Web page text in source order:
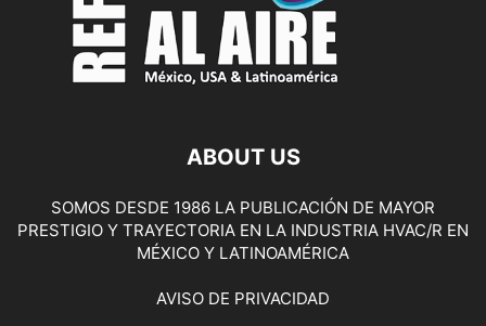
ABOUT US
SOMOS DESDE 1986 LA PUBLICACIÓN DE MAYOR
PRESTIGIO Y TRAYECTORIA EN LA INDUSTRIA HVAC/R EN
MÉXICO Y LATINOAMÉRICA
AVISO DE PRIVACIDAD